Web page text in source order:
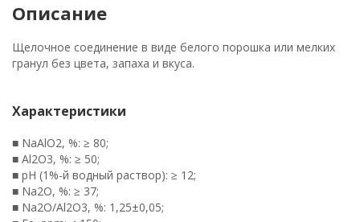
Описание
Щелочное соединение в виде белого порошка или мелких
гранул без цвета, запаха и вкуса.
Характеристики
■ NaAlO2, %: ≥ 80;
■ Al2O3, %: ≥ 50;
■ рH (1%-й водный раствор): ≥ 12;
■ Na2O, %: ≥ 37;
■ Na2O/Al2O3, %: 1,25±0,05;